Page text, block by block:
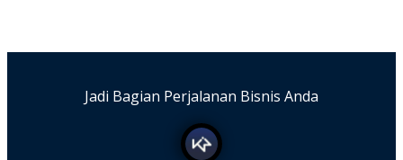
Jadi Bagian Perjalanan Bisnis Anda